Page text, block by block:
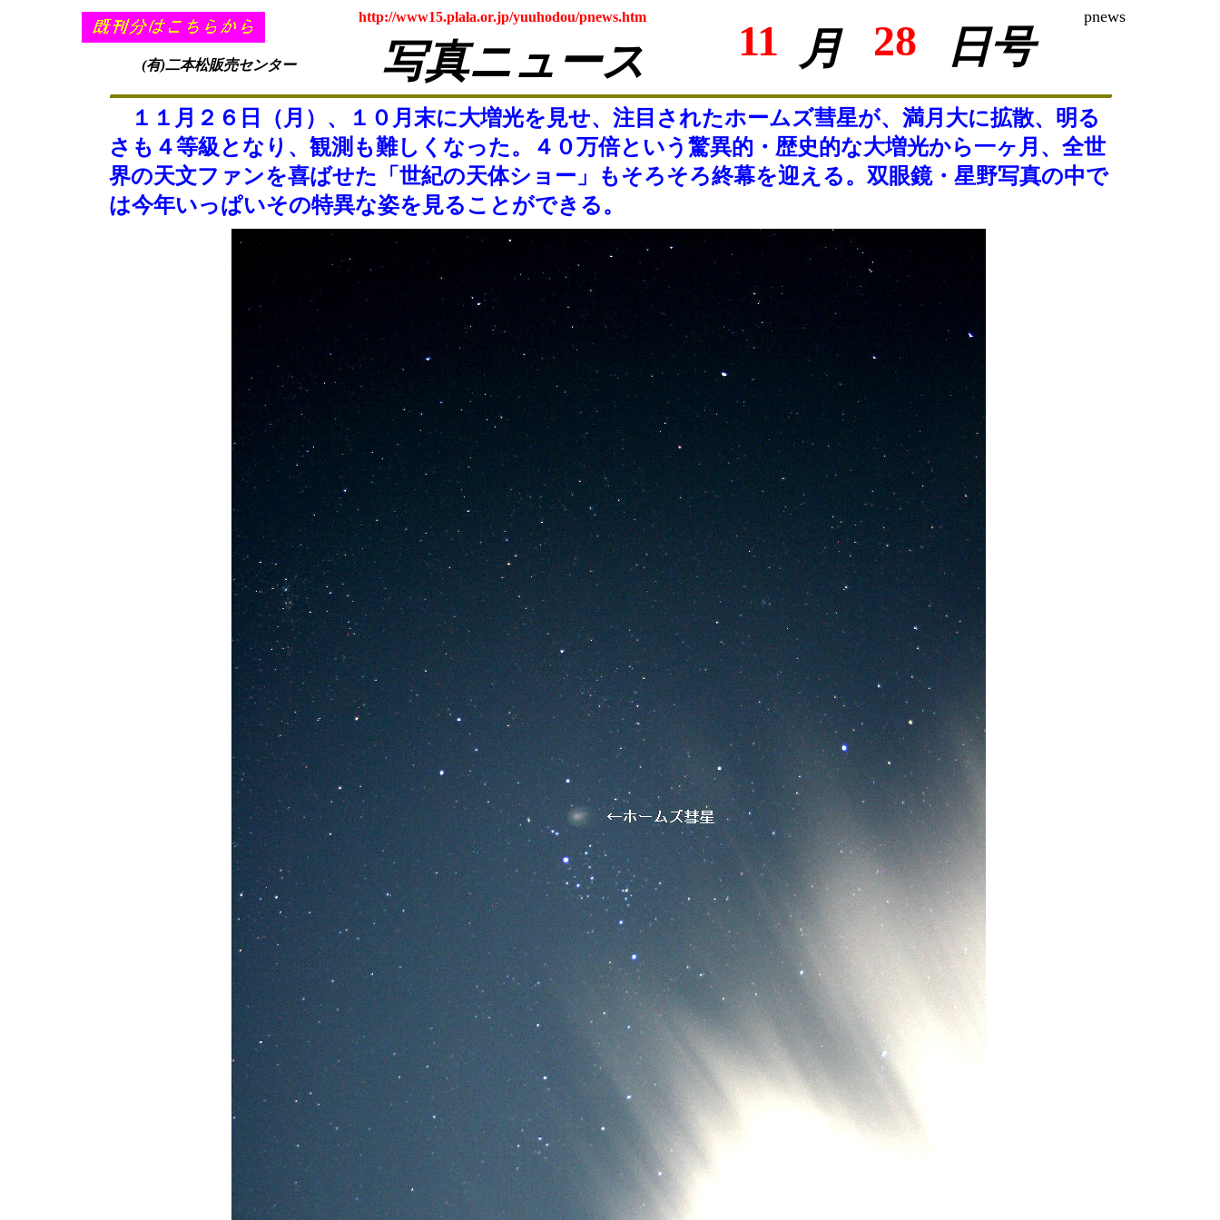
pnews
http://www15.plala.or.jp/yuuhodou/pnews.htm 11 28 日号
月
写真ニュース
(有)二本松販売センター
１１月２６日（月）、１０月末に大増光を見せ、注目されたホームズ彗星が、満月大に拡散、明る
さも４等級となり、観測も難しくなった。４０万倍という驚異的・歴史的な大増光から一ヶ月、全世
界の天文ファンを喜ばせた「世紀の天体ショー」もそろそろ終幕を迎える。双眼鏡・星野写真の中で
は今年いっぱいその特異な姿を見ることができる。